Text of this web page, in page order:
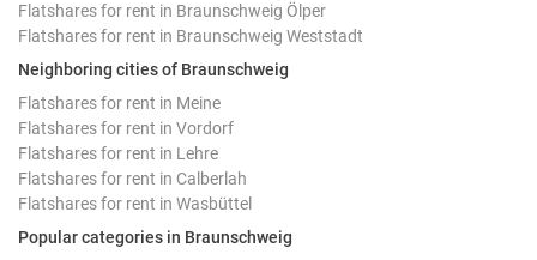
Flatshares for rent in Braunschweig Ölper
Flatshares for rent in Braunschweig Weststadt
Neighboring cities of Braunschweig
Flatshares for rent in Meine
Flatshares for rent in Vordorf
Flatshares for rent in Lehre
Flatshares for rent in Calberlah
Flatshares for rent in Wasbüttel
Popular categories in Braunschweig